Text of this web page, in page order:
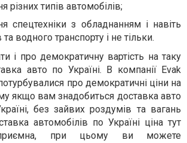
різних типів автомобілів;
спецтехніки з обладнанням і навіть
водного транспорту і не тільки.
і про демократичну вартість на таку
авто по Україні. В компанії Evak
про демократичні ціни на
якщо вам знадобиться доставка авто
без зайвих роздумів та вагань
автомобілів по Україні ціна тут
приємна, при цьому ви можете